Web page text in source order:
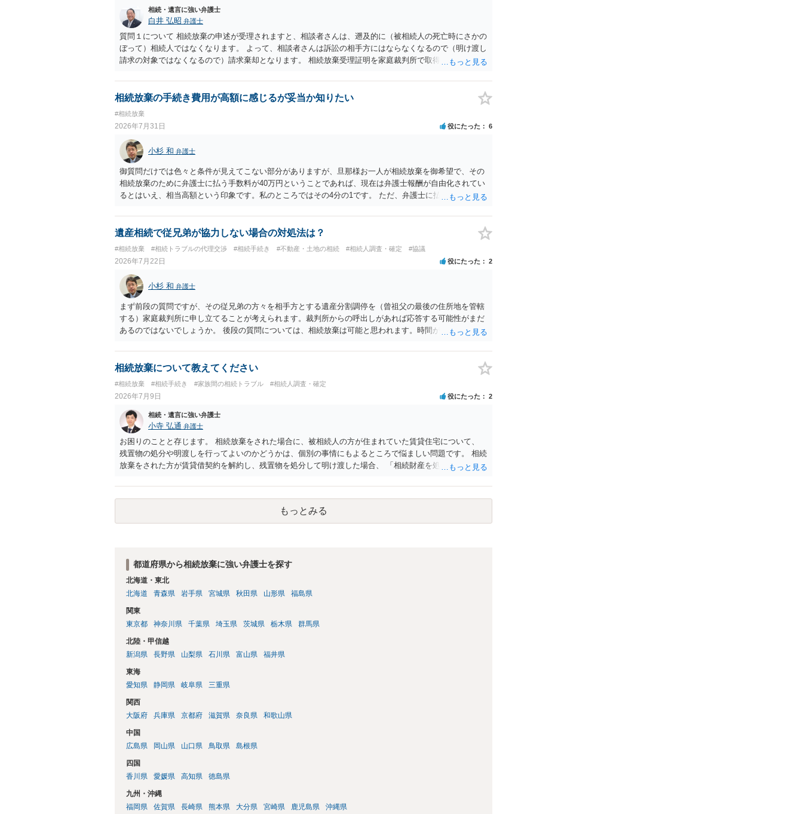
相続・遺言に強い弁護士
白井 弘昭 弁護士
質問１について 相続放棄の申述が受理されますと、相談者さんは、遡及的に（被相続人の死亡時にさかの
ぼって）相続人ではなくなります。 よって、相談者さんは訴訟の相手方にはならなくなるので（明け渡し
請求の対象ではなくなるので）請求棄却となります。 相続放棄受理証明を家庭裁判所で取得し、コピーを
１回期日は出席する必要がありません。その日は差支え（用事があり出席できない）との記載で十分で
す。 質問３について 弁護士ではないので、ｍｉｎｔｓでの提出の必要は無いと思います。郵送（期限ま
考まで。
相続放棄の手続き費用が高額に感じるが妥当か知りたい
#相続放棄
2026年7月31日 役にたった 6
小杉 和 弁護士
御質問だけでは色々と条件が見えてこない部分がありますが、旦那様お一人が相続放棄を御希望で、その
相続放棄のために弁護士に払う手数料が40万円ということであれば、現在は弁護士報酬が自由化されてい
るとはいえ、相当高額という印象です。私のところではその4分の1です。 ただ、弁護士に払う手数料とは
おいてください。 話を元に戻して、弁護士に対する手数料ですが、旦那様の収入や財産にもよりますが、
法テラスに御連絡なさって弁護士との相談を予約して受任してもらうのが一番安上がりでしょう。数万円
なる）ようですので、比較的短い熟慮期間のことを考えると、来週早々すぐにでも御連絡する方が良いで
しょう。 もし法テラスが御利用になれない、あるいは時間がない等であれば、相続を取扱分野としている
弁護士を適宜探し（WEB等で）、問い合わせてみることです。相続を扱う弁護士でも相続放棄は比較的安
価な手数料でのお仕事になるのであまり前向きに受けてくれないところもあるようです。 複数の法律事務
所に聞いて（相見積もりをとって）、一番安いところでやってもらうことに決めれば、キューちゃんママ
さんの御希望をかなえることができるのではないでしょうか。 あるいは相続放棄であれば御自分でできな
くもないとは思います。その場合、かかるのは戸籍等の取得費用と印紙代だけとなります。家庭裁判所の
サイトから用紙を取得すると共に必要な書類を確認し、印紙と共に家庭裁判所に提出して相続放棄申述受
理通知書を待つという流れになります。
遺産相続で従兄弟が協力しない場合の対処法は？
#相続放棄 #相続トラブルの代理交渉 #相続手続き #不動産・土地の相続 #相続人調査・確定 #協議
2026年7月22日 役にたった 2
小杉 和 弁護士
まず前段の質問ですが、その従兄弟の方々を相手方とする遺産分割調停を（曾祖父の最後の住所地を管轄
する）家庭裁判所に申し立てることが考えられます。裁判所からの呼出しがあれば応答する可能性がまだ
あるのではないでしょうか。 後段の質問については、相続放棄は可能と思われます。時間が思った以上に
相続放棄について教えてください
#相続放棄 #相続手続き #家族間の相続トラブル #相続人調査・確定
2026年7月9日 役にたった 2
相続・遺言に強い弁護士
小寺 弘通 弁護士
お困りのことと存じます。 相続放棄をされた場合に、被相続人の方が住まれていた賃貸住宅について、
残置物の処分や明渡しを行ってよいのかどうかは、個別の事情にもよるところで悩ましい問題です。 相続
放棄をされた方が賃貸借契約を解約し、残置物を処分して明け渡した場合、 「相続財産を処分」したと評
なく、滞納賃料が増え続けるのを止めるため、 解約をして鍵を返却してしまうというケースもそれなりに
あります。 また、お母様の通帳や印鑑などは現に保管されているのであれば、 そのまま保管されておい
た方が良いかと思います。 相続人全員が相続放棄された場合には、相続財産清算人が選任される場合があ
り、 その場合には当該清算人に引き継いでいただくことになります。 ちなみに前提として、お母様のお
だければ幸いです。
もっとみる
都道府県から相続放棄に強い弁護士を探す
北海道・東北
北海道
青森県 岩手県 宮城県 秋田県 山形県 福島県
関東
東京都
神奈川県 千葉県 埼玉県 茨城県 栃木県 群馬県
北陸・甲信越
新潟県
長野県 山梨県 石川県 富山県 福井県
東海
愛知県
静岡県 岐阜県 三重県
関西
大阪府
兵庫県 京都府 滋賀県 奈良県 和歌山県
中国
広島県
岡山県 山口県 鳥取県 島根県
四国
香川県
愛媛県 高知県 徳島県
九州・沖縄
福岡県
佐賀県 長崎県 熊本県 大分県 宮崎県 鹿児島県 沖縄県